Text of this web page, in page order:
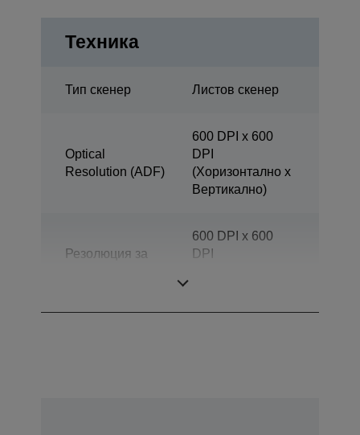
Техника
Тип скенер Листов скенер
Optical
Resolution (ADF)
600 DPI x 600
DPI
(Хоризонтално x
Вертикално)
Резолюция за
600 DPI x 600
DPI